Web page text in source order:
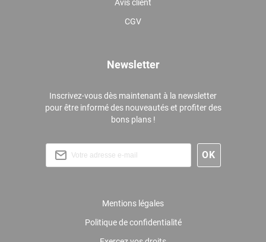
Avis client
CGV
Newsletter
Inscrivez-vous dès maintenant à la newsletter
pour être informé des nouveautés et profiter des
bons plans !
Mentions légales
Politique de confidentialité